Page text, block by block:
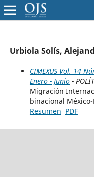
Urbiola Solís,
CIMEXUS Vol. 14
Enero - Junio-
Migración
binacional
Resumen PDF